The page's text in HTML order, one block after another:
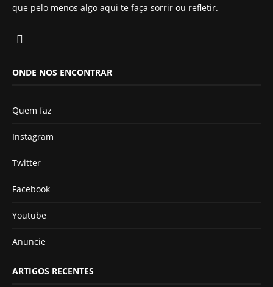
que pelo menos algo aqui te faça sorrir ou refletir.
ONDE NOS ENCONTRAR
Quem faz
Instagram
Twitter
Facebook
Youtube
Anuncie
ARTIGOS RECENTES